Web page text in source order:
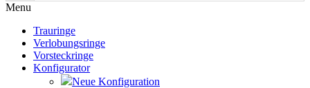
Menu
Trauringe
Verlobungsringe
Vorsteckringe
Konfigurator
Neue Konfiguration